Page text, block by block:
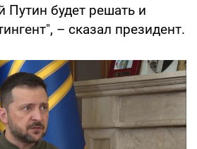
Путин будет решать и
– сказал президент.